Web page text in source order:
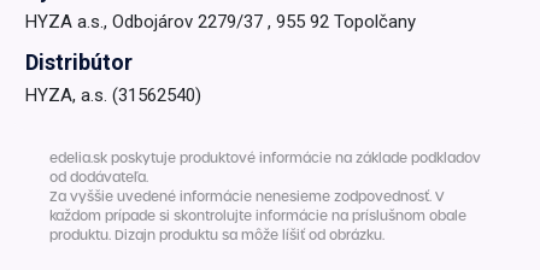
HYZA a.s., Odbojárov 2279/37 , 955 92 Topolčany
Distribútor
HYZA, a.s. (31562540)
edelia.sk poskytuje produktové informácie na základe podkladov
od dodávateľa.
Za vyššie uvedené informácie nenesieme zodpovednosť. V
každom prípade si skontrolujte informácie na príslušnom obale
produktu. Dizajn produktu sa môže líšiť od obrázku.